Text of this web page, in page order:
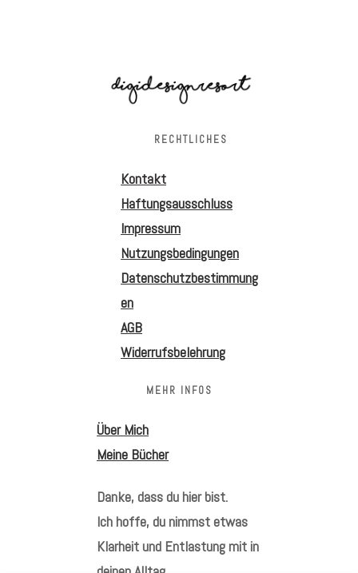
RECHTLICHES
Kontakt
Haftungsausschluss
Impressum
Nutzungsbedingungen
Datenschutzbestimmung
en
AGB
Widerrufsbelehrung
MEHR INFOS
Über Mich
Meine Bücher
Danke, dass du hier bist.
Ich hoffe, du nimmst etwas
Klarheit und Entlastung mit in